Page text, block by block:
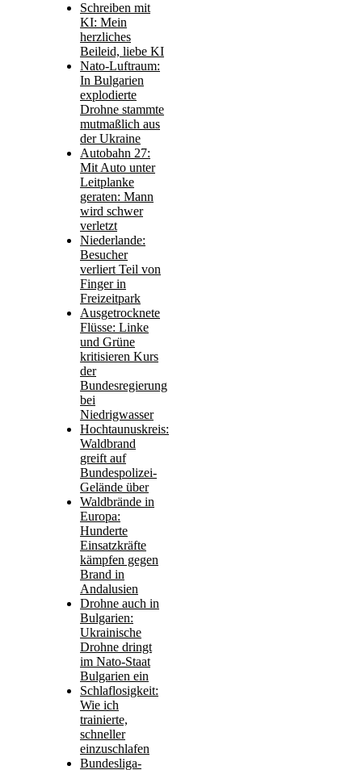
Schreiben mit
KI: Mein
herzliches
Beileid, liebe KI
Nato-Luftraum:
In Bulgarien
explodierte
Drohne stammte
mutmaßlich aus
der Ukraine
Autobahn 27:
Mit Auto unter
Leitplanke
geraten: Mann
wird schwer
verletzt
Niederlande:
Besucher
verliert Teil von
Finger in
Freizeitpark
Ausgetrocknete
Flüsse: Linke
und Grüne
kritisieren Kurs
der
Bundesregierung
bei
Niedrigwasser
Hochtaunuskreis:
Waldbrand
greift auf
Bundespolizei-
Gelände über
Waldbrände in
Europa:
Hunderte
Einsatzkräfte
kämpfen gegen
Brand in
Andalusien
Drohne auch in
Bulgarien:
Ukrainische
Drohne dringt
im Nato-Staat
Bulgarien ein
Schlaflosigkeit:
Wie ich
trainierte,
schneller
einzuschlafen
Bundesliga-